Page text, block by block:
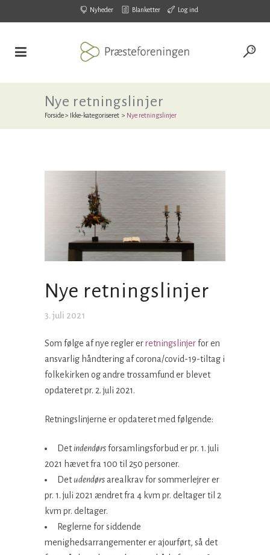
Nyheder Blanketter Log ind
Nye retningslinjer
Forside> Ikke-kategoriseret > Nye retningslinjer
Nye retningslinjer
3. juli 2021
Som følge af nye regler erretningslinjerfor en
ansvarlig håndtering af corona/covid-19-tiltag i
folkekirken og andre trossamfund er blevet
opdateret pr. 2. juli 2021.
Retningslinjerne er opdateret med følgende:
Detindendørsforsamlingsforbud er pr. 1. juli
2021 hævet fra 100 til 250 personer.
Detudendørs arealkrav for sommerlejrer er
pr. 1. juli 2021 ændret fra 4 kvm pr. deltager til 2
kvm pr. deltager.
Reglerne for siddende
menighedsarrangementer er ajourført, så det